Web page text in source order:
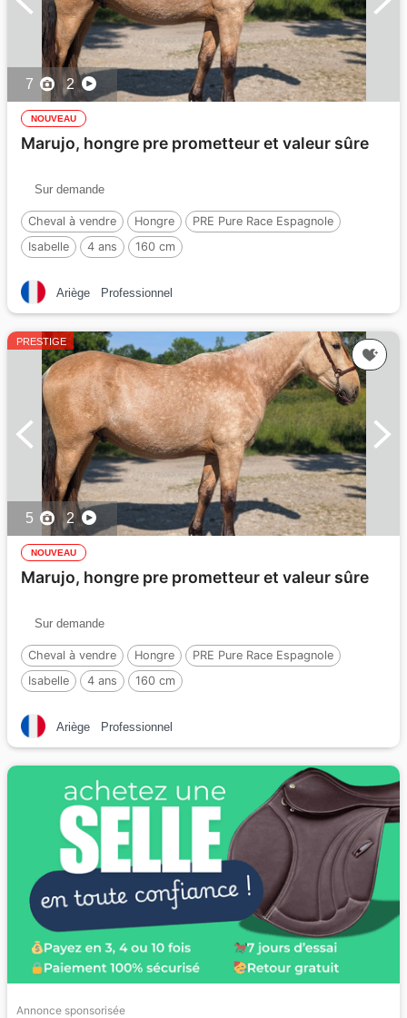
7 2
NOUVEAU
Marujo, hongre pre prometteur et valeur sûre
Sur demande
Cheval à vendre Hongre
PRE Pure Race Espagnole
Isabelle
4 ans 160 cm
Ariège Professionnel
PRESTIGE
5 2
NOUVEAU
Marujo, hongre pre prometteur et valeur sûre
Sur demande
Cheval à vendre Hongre
PRE Pure Race Espagnole
Isabelle
4 ans 160 cm
Ariège Professionnel
Annonce sponsorisée